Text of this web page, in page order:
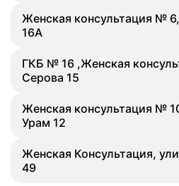
Женская консультация №
16А
ГКБ № 16 ,Женская
Серова 15
Женская консультация №
Урам 12
Женская Консультация,
49